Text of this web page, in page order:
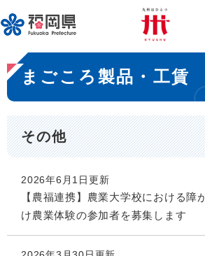
ー
ジ
先
頭
で
。
メニューを飛ばして本文
本
文
まごころ製品・工賃
その他
2026年6月1日更新
【農福連携】農業大学校における障
け農業体験の参加者を募集します